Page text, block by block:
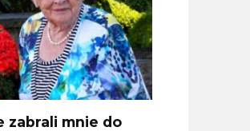
zabrali mnie do